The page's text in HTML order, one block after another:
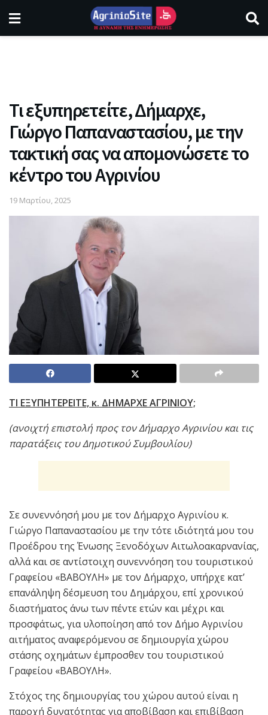
Τι εξυπηρετείτε, Δήμαρχε,
Γιώργο Παπαναστασίου, με την
τακτική σας να απομονώσετε το
κέντρο του Αγρινίου
19 Μαρτίου, 2025
ΤΙ ΕΞΥΠΗΤΕΡΕΙΤΕ, κ. ΔΗΜΑΡΧΕ ΑΓΡΙΝΙΟΥ;
(ανοιχτή επιστολή προς τον Δήμαρχο Αγρινίου και τις
παρατάξεις του Δημοτικού Συμβουλίου)
Σε συνεννόησή μου με τον Δήμαρχο Αγρινίου κ.
Γιώργο Παπαναστασίου με την τότε ιδιότητά μου του
Προέδρου της Ένωσης Ξενοδόχων Αιτωλοακαρνανίας,
αλλά και σε αντίστοιχη συνεννόηση του τουριστικού
Γραφείου «ΒΑΒΟΥΛΗ» με τον Δήμαρχο, υπήρχε κατ’
επανάληψη δέσμευση του Δημάρχου, επί χρονικού
διαστήματος άνω των πέντε ετών και μέχρι και
προσφάτως, για υλοποίηση από τον Δήμο Αγρινίου
αιτήματος αναφερόμενου σε δημιουργία χώρου
στάσης οχημάτων έμπροσθεν του τουριστικού
Γραφείου «ΒΑΒΟΥΛΗ».
Στόχος της δημιουργίας του χώρου αυτού είναι η
παροχή δυνατότητας για αποβίβαση και επιβίβαση